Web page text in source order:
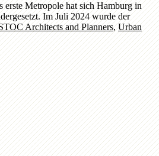
erste Metropole hat sich Hamburg in
Im Juli 2024 wurde der
Architects and Planners,Urban